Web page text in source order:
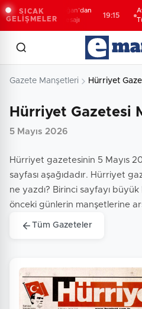
SICAK
GELİŞMELER
Erdoğan’dan
Türkiye' mesajı
19:15
Gazete Manşetleri Hürriyet
Hürriyet Gazetesi
5 Mayıs 2026
Hürriyet gazetesinin 5 Mayıs
sayfası aşağıdadır. Hürriyet
ne yazdı? Birinci sayfayı
önceki günlerin manşetlerine
Tüm Gazeteler